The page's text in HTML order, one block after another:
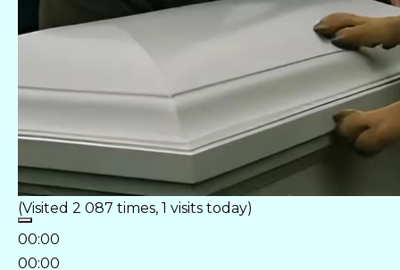
00:00
00:00
(Visited 2 087 times, 1 visits today)